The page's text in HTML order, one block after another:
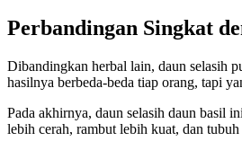
Perbandingan Singkat
Dibandingkan herbal lain, daun selasih
hasilnya berbeda-beda tiap orang, tapi
Pada akhirnya, daun selasih daun basil
lebih cerah, rambut lebih kuat, dan